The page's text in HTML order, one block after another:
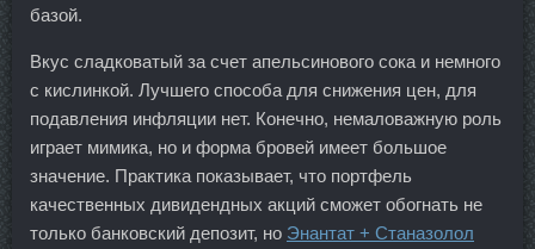
базой.
Вкус сладковатый за счет апельсинового сока и немного
с кислинкой. Лучшего способа для снижения цен, для
подавления инфляции нет. Конечно, немаловажную роль
играет мимика, но и форма бровей имеет большое
значение. Практика показывает, что портфель
качественных дивидендных акций сможет обогнать не
только банковский депозит, но Энантат + Станазолол